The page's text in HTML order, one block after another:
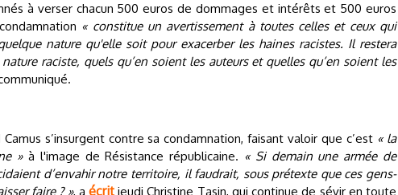
à verser chacun 500 euros de dommages et intérêts et 500 euros
« constitue un avertissement à toutes celles et ceux qui
nature qu'elle soit pour exacerber les haines racistes. Il restera
raciste, quels qu’en soient les auteurs et quelles qu’en soient les
s’insurgent contre sa condamnation, faisant valoir que c’est « la
»à l'image de Résistance républicaine. « Si demain une armée de
d’envahir notre territoire, il faudrait, sous prétexte que ces gens-
faire ? », a écritjeudi Christine Tasin, qui continue de sévir en toute